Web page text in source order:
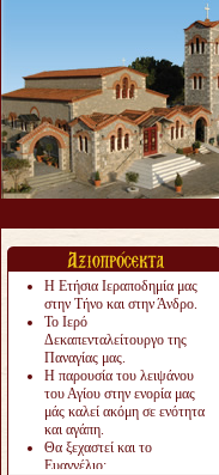
Η Ετήσια Ιεραποδημία μας
στην Τήνο και στην Άνδρο.
Το Ιερό
Δεκαπενταλείτουργο της
Παναγίας μας.
Η παρουσία του λειψάνου
του Αγίου στην ενορία μας
μάς καλεί ακόμη σε ενότητα
και αγάπη.
Θα ξεχαστεί και το
Ευαγγέλιο;